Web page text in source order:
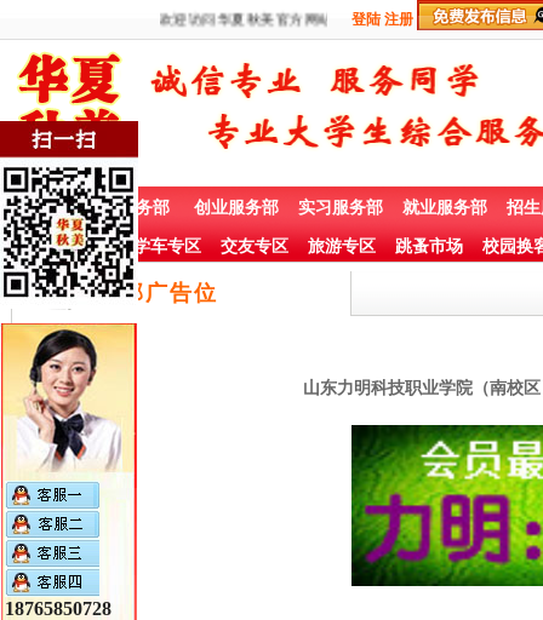
欢迎访问华夏秋美官方网站 登陆 注册
首 页 兼职服务部 创业服务部 实习服务部 就业服务部 招
社团赞助专栏 学车专区 交友专区 旅游专区 跳蚤市场 校园换
底部广告位
山东力明科技职业学院（南校
18765850728